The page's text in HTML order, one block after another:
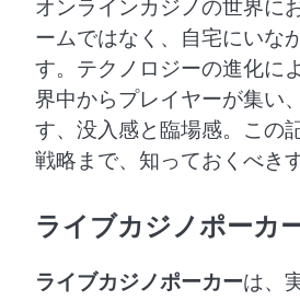
オンラインカジノの世界に
ームではなく、自宅にいな
す。テクノロジーの進化に
界中からプレイヤーが集い
す、没入感と臨場感。この
戦略まで、知っておくべき
ライブカジノポーカ
ライブカジノポーカーは、